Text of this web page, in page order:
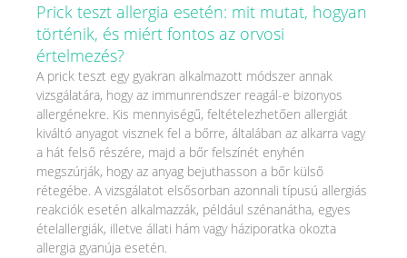
Prick teszt allergia esetén: mit mutat, hogyan
történik, és miért fontos az orvosi
értelmezés?
A prick teszt egy gyakran alkalmazott módszer annak
vizsgálatára, hogy az immunrendszer reagál-e bizonyos
allergénekre. Kis mennyiségű, feltételezhetően allergiát
kiváltó anyagot visznek fel a bőrre, általában az alkarra vagy
a hát felső részére, majd a bőr felszínét enyhén
megszúrják, hogy az anyag bejuthasson a bőr külső
rétegébe. A vizsgálatot elsősorban azonnali típusú allergiás
reakciók esetén alkalmazzák, például szénanátha, egyes
ételallergiák, illetve állati hám vagy háziporatka okozta
allergia gyanúja esetén.